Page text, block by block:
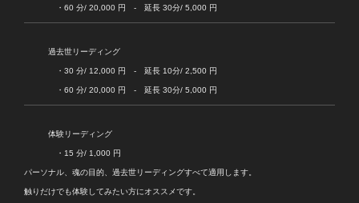
・60 分/ 20,000 円 - 延長 30分/ 5,000 円
過去世リーディング
・30 分/ 12,000 円 - 延長 10分/ 2,500 円
・60 分/ 20,000 円 - 延長 30分/ 5,000 円
体験リーディング
・15 分/ 1,000 円
パーソナル、魂の目的、過去世リーディングすべて適用します。
触りだけでも体験してみたい方にオススメです。